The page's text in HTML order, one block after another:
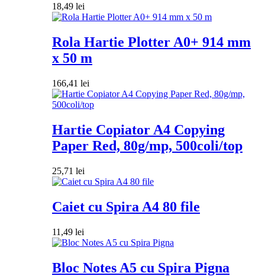
18,49 lei
Rola Hartie Plotter A0+ 914 mm
x 50 m
166,41 lei
Hartie Copiator A4 Copying
Paper Red, 80g/mp, 500coli/top
25,71 lei
Caiet cu Spira A4 80 file
11,49 lei
Bloc Notes A5 cu Spira Pigna